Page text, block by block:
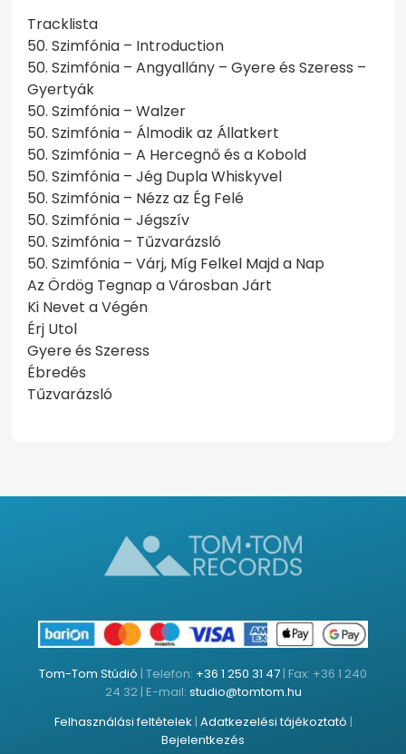
Tracklista
50. Szimfónia – Introduction
50. Szimfónia – Angyallány – Gyere és Szeress –
Gyertyák
50. Szimfónia – Walzer
50. Szimfónia – Álmodik az Állatkert
50. Szimfónia – A Hercegnő és a Kobold
50. Szimfónia – Jég Dupla Whiskyvel
50. Szimfónia – Nézz az Ég Felé
50. Szimfónia – Jégszív
50. Szimfónia – Tűzvarázsló
50. Szimfónia – Várj, Míg Felkel Majd a Nap
Az Ördög Tegnap a Városban Járt
Ki Nevet a Végén
Érj Utol
Gyere és Szeress
Ébredés
Tűzvarázsló
Tom-Tom Stúdió | Telefon: +36 1 250 31 47 | Fax: +36 1 240
24 32 | E-mail: studio@tomtom.hu
Felhasználási feltételek | Adatkezelési tájékoztató |
Bejelentkezés